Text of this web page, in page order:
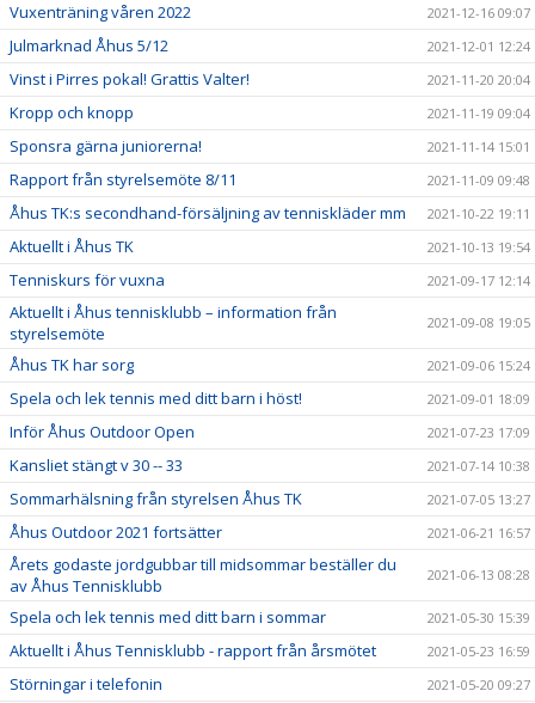
Vuxenträning våren 2022 2021-12-16 09:07
Julmarknad Åhus 5/12 2021-12-01 12:24
Vinst i Pirres pokal! Grattis Valter! 2021-11-20 20:04
Kropp och knopp 2021-11-19 09:04
Sponsra gärna juniorerna! 2021-11-14 15:01
Rapport från styrelsemöte 8/11 2021-11-09 09:48
Åhus TK:s secondhand-försäljning av tenniskläder mm 2021-10-22 19:11
Aktuellt i Åhus TK 2021-10-13 19:54
Tenniskurs för vuxna 2021-09-17 12:14
Aktuellt i Åhus tennisklubb – information från
styrelsemöte
2021-09-08 19:05
Åhus TK har sorg 2021-09-06 15:24
Spela och lek tennis med ditt barn i höst! 2021-09-01 18:09
Inför Åhus Outdoor Open 2021-07-23 17:09
Kansliet stängt v 30 -- 33 2021-07-14 10:38
Sommarhälsning från styrelsen Åhus TK 2021-07-05 13:27
Åhus Outdoor 2021 fortsätter 2021-06-21 16:57
Årets godaste jordgubbar till midsommar beställer du
av Åhus Tennisklubb
2021-06-13 08:28
Spela och lek tennis med ditt barn i sommar 2021-05-30 15:39
Aktuellt i Åhus Tennisklubb - rapport från årsmötet 2021-05-23 16:59
Störningar i telefonin 2021-05-20 09:27